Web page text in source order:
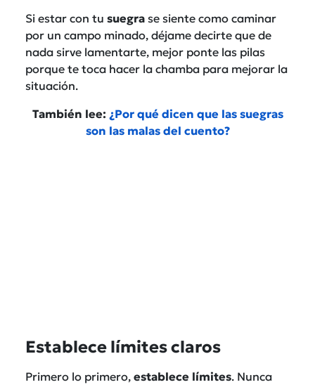
Si estar con tu suegra se siente como caminar
por un campo minado, déjame decirte que de
nada sirve lamentarte, mejor ponte las pilas
porque te toca hacer la chamba para mejorar la
situación.
También lee: ¿Por qué dicen que las suegras
son las malas del cuento?
Establece límites claros
Primero lo primero, establece límites. Nunca